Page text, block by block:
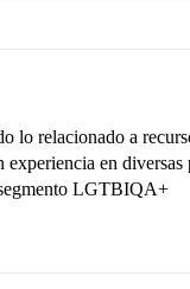
lo relacionado a
en diversas
LGTBIQA+